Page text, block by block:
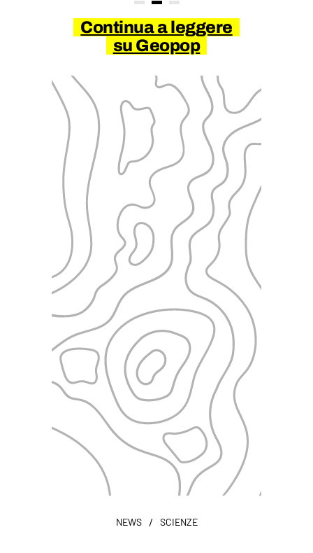
Continua a leggere
su Geopop
NEWS / SCIENZE